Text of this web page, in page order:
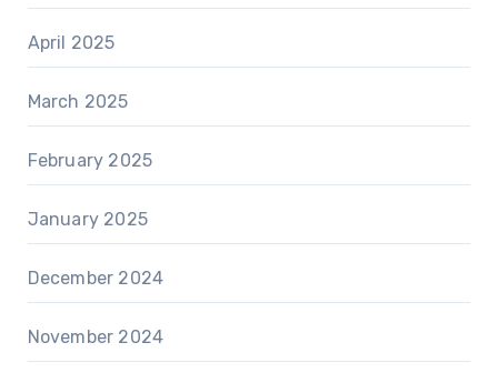
April 2025
March 2025
February 2025
January 2025
December 2024
November 2024